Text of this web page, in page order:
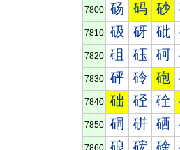
7800 砀 码 砂
7810 砐 砑 砒
7820 砠 砡 砢
7830 砰 砱 砲
7840 础 硁 硂
7850 硐 硑 硒
7860 硠 硡 硢